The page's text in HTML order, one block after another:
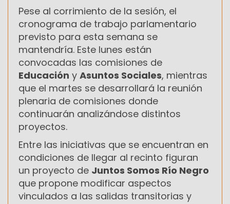
Pese al corrimiento de la sesión, el
cronograma de trabajo parlamentario
previsto para esta semana se
mantendría. Este lunes están
convocadas las comisiones de
Educación y Asuntos Sociales, mientras
que el martes se desarrollará la reunión
plenaria de comisiones donde
continuarán analizándose distintos
proyectos.
Entre las iniciativas que se encuentran en
condiciones de llegar al recinto figuran
un proyecto de Juntos Somos Río Negro
que propone modificar aspectos
vinculados a las salidas transitorias y